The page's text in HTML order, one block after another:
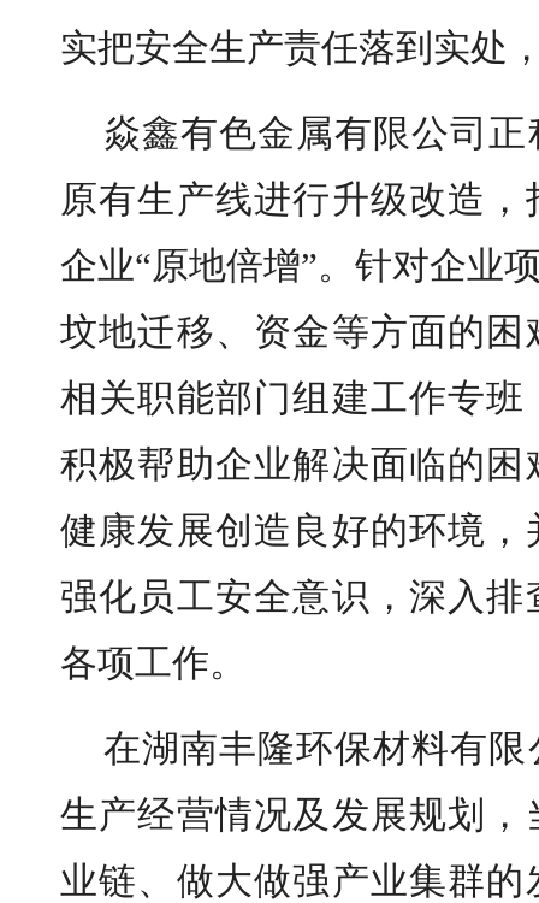
实把安全生产责任落到实处
焱鑫有色金属有限公司
原有生产线进行升级改造
企业“原地倍增”。针对企业
坟地迁移、资金等方面的
相关职能部门组建工作专
积极帮助企业解决面临的
健康发展创造良好的环境
强化员工安全意识，深入
各项工作。
在湖南丰隆环保材料有
生产经营情况及发展规划
业链、做大做强产业集群